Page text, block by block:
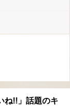
ね!!」話題のキ